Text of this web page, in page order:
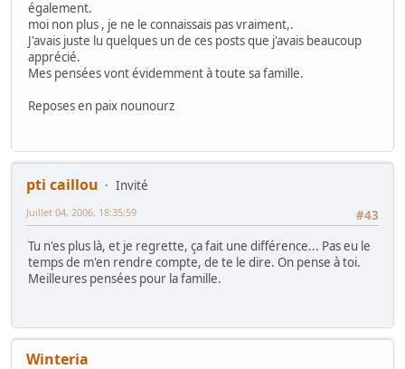
également.
moi non plus , je ne le connaissais pas vraiment,.
J'avais juste lu quelques un de ces posts que j'avais beaucoup
apprécié.
Mes pensées vont évidemment à toute sa famille.
Reposes en paix nounourz
pti caillou
Invité
#43
Juillet 04, 2006, 18:35:59
Tu n'es plus là, et je regrette, ça fait une différence... Pas eu le
temps de m'en rendre compte, de te le dire. On pense à toi.
Meilleures pensées pour la famille.
Winteria